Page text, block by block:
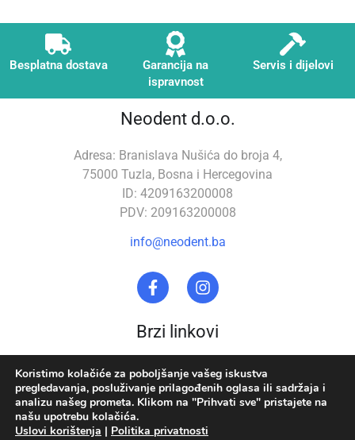
Besplatna dostava
Garancija na
ispravnost
Servis i dijelovi
Brzi linkovi
Stomatološka oprema
Zubna tehnika
Akcija
O nama
Uslovi korištenja
Neodent d.o.o.
Adresa: Branislava Nušića do broja 4,
75000 Tuzla, Bosna i Hercegovina
ID: 4209163200008
PDV: 209163200008
info@neodent.ba
Koristimo kolačiće za poboljšanje vašeg iskustva
pregledavanja, posluživanje prilagođenih oglasa ili sadržaja i
analizu našeg prometa. Klikom na "Prihvati sve" pristajete na
našu upotrebu kolačića.
Uslovi korištenja | Politika privatnosti